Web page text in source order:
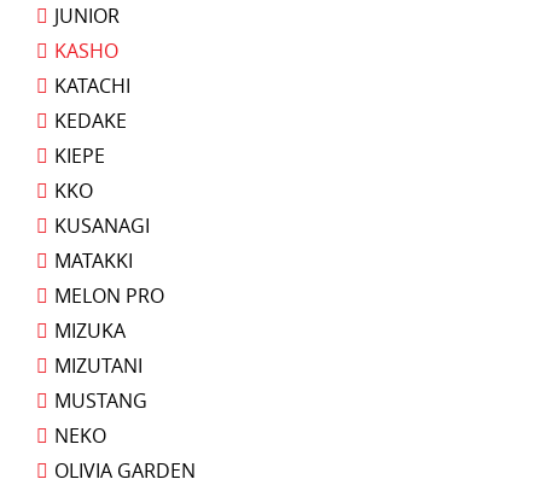
JUNIOR
KASHO
KATACHI
KEDAKE
KIEPE
KKO
KUSANAGI
MATAKKI
MELON PRO
MIZUKA
MIZUTANI
MUSTANG
NEKO
OLIVIA GARDEN